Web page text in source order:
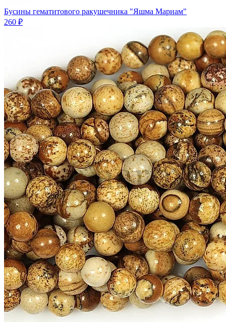
Бусины гематитового ракушечника "Яшма Мариам"
260 ₽